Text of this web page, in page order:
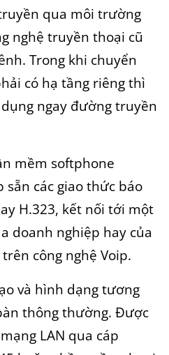
qua môi trường
nghệ truyền thoại cũ
Trong khi chuyển
có hạ tầng riêng thì
ngay đường truyền
mềm softphone
các giao thức báo
H.323, kết nối tới một
doanh nghiệp hay của
công nghệ Voip.
và hình dạng tương
thông thường. Được
LAN qua cáp